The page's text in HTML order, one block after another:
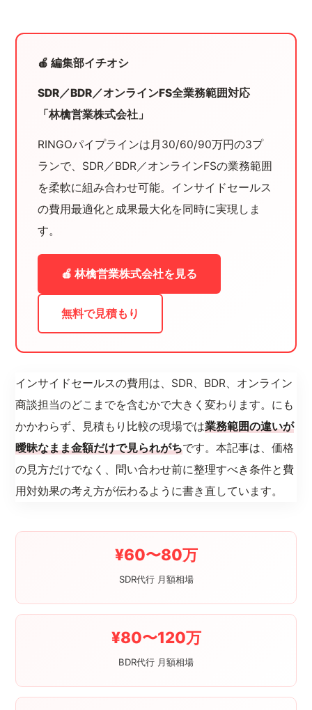
🍎 編集部イチオシ
SDR／BDR／オンラインFS全業務範囲対応
「林檎営業株式会社」
RINGOパイプラインは月30/60/90万円の3プ
ランで、SDR／BDR／オンラインFSの業務範囲
を柔軟に組み合わせ可能。インサイドセールス
の費用最適化と成果最大化を同時に実現しま
す。
🍎 林檎営業株式会社を見る
無料で見積もり
インサイドセールスの費用は、SDR、BDR、オンライン
商談担当のどこまでを含むかで大きく変わります。にも
かかわらず、見積もり比較の現場では業務範囲の違いが
曖昧なまま金額だけで見られがちです。本記事は、価格
の見方だけでなく、問い合わせ前に整理すべき条件と費
用対効果の考え方が伝わるように書き直しています。
¥60〜80万
SDR代行 月額相場
¥80〜120万
BDR代行 月額相場